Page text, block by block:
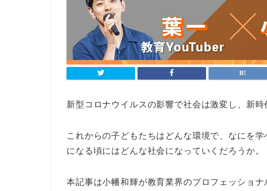
新型コロナウイルスの影響で社会は激変し、新時
これからの子どもたちはどんな環境で、なにを
になる頃にはどんな社会になっていくだろうか。
本記事は小幡和輝が教育業界のプロフェッショ